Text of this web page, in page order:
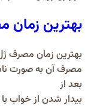
بهترین زمان
بهترین زمان مصرف ژل
مصرف آن به صورت
بعد از